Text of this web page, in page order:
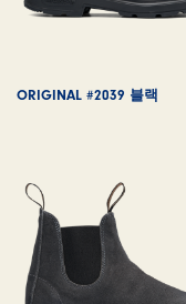
ORIGINAL #2039 블랙